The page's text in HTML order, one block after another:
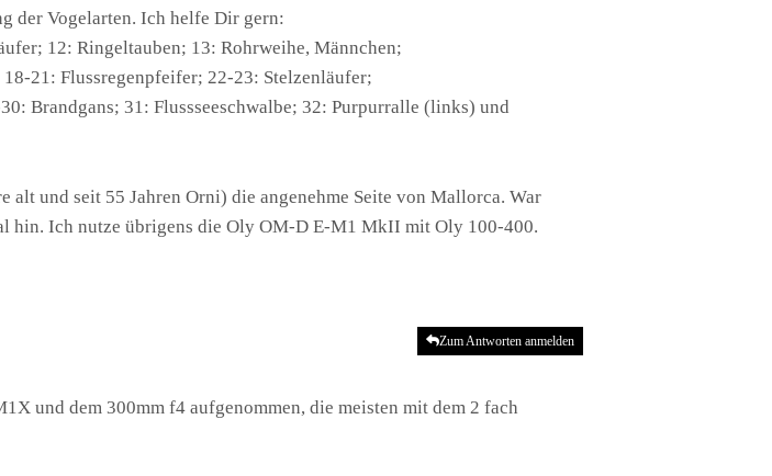
der Vogelarten. Ich helfe Dir gern:
12: Ringeltauben; 13: Rohrweihe, Männchen;
21: Flussregenpfeifer; 22-23: Stelzenläufer;
Brandgans; 31: Flussseeschwalbe; 32: Purpurralle (links) und
und seit 55 Jahren Orni) die angenehme Seite von Mallorca. War
hin. Ich nutze übrigens die Oly OM-D E-M1 MkII mit Oly 100-400.
und dem 300mm f4 aufgenommen, die meisten mit dem 2 fach
Zum Antworten anmelden